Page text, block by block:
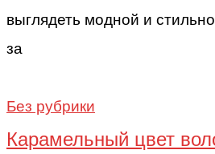
выглядеть модной и
за
Без рубрики
Карамельный цвет